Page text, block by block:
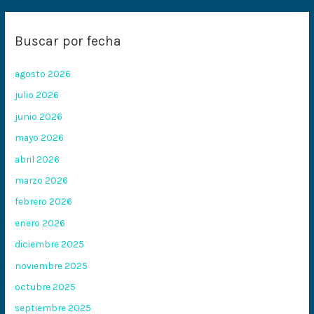
Buscar por fecha
agosto 2026
julio 2026
junio 2026
mayo 2026
abril 2026
marzo 2026
febrero 2026
enero 2026
diciembre 2025
noviembre 2025
octubre 2025
septiembre 2025